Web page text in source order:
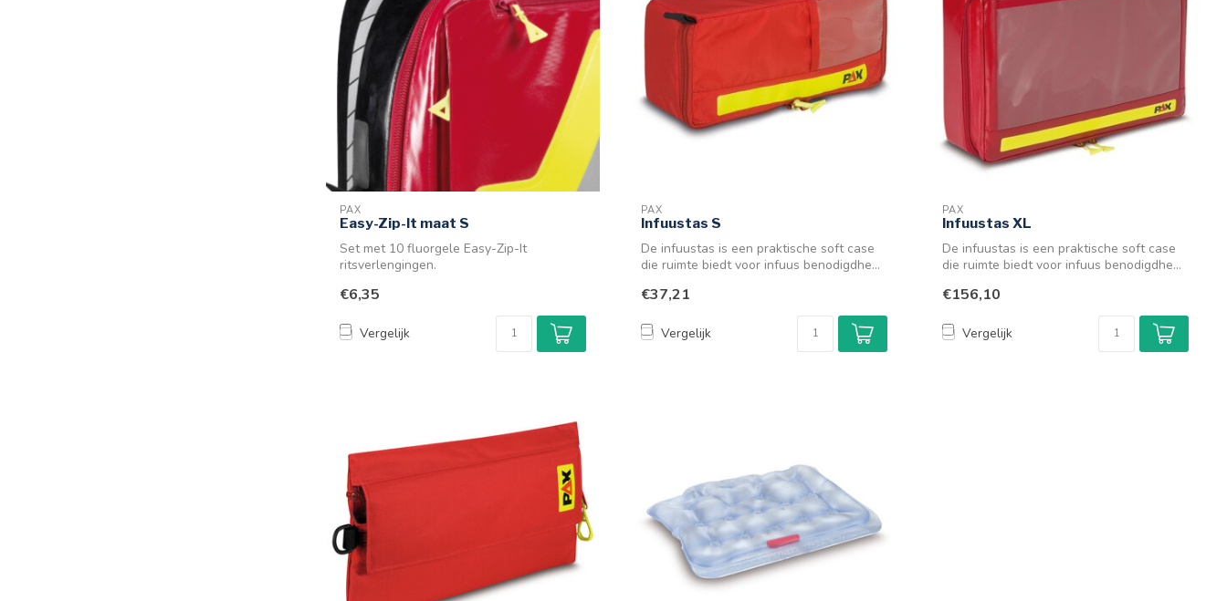
PAX
Easy-Zip-It maat S
Set met 10 fluorgele Easy-Zip-It
ritsverlengingen.
€6,35
Vergelijk
PAX
Infuustas S
De infuustas is een praktische soft case
die ruimte biedt voor infuus benodigdhe...
€37,21
Vergelijk
PAX
Infuustas XL
De infuustas is een praktische soft case
die ruimte biedt voor infuus benodigdhe...
€156,10
Vergelijk